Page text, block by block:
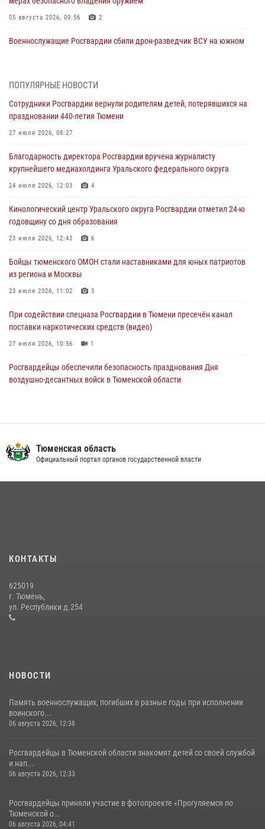
05 августа 2026, 09:56 2
Военнослужащие Росгвардии сбили дрон-разведчик ВСУ на южном
масштабных спортивных событий на Урале
05 августа 2026, 05:22
виновника ДТП
05 августа 2026, 05:15
труженицу тыла из Тюмени
04 августа 2026, 11:07
условиях в Тюменской области (видео)
04 августа 2026, 06:28
ПОПУЛЯРНЫЕ НОВОСТИ
Сотрудники Росгвардии вернули родителям детей, потерявшихся на
праздновании 440-летия Тюмени
27 июля 2026, 08:27
Благодарность директора Росгвардии вручена журналисту
крупнейшего медиахолдинга Уральского федерального округа
24 июля 2026, 12:03 4
Кинологический центр Уральского округа Росгвардии отметил 24-ю
годовщину со дня образования
23 июля 2026, 12:43 6
Бойцы тюменского ОМОН стали наставниками для юных патриотов
из региона и Москвы
23 июля 2026, 11:02 3
При содействии спецназа Росгвардии в Тюмени пресечён канал
поставки наркотических средств (видео)
27 июля 2026, 10:56 1
Росгвардейцы обеспечили безопасность празднования Дня
воздушно-десантных войск в Тюменской области
10 июля 2026, 11:46 7
Военнослужащие Росгвардии сбили дрон-разведчик ВСУ на южном
направлении
05 августа 2026, 05:35
Тюменская область
Официальный портал органов государственной власти
КОНТАКТЫ
625019
г. Тюмень,
ул. Республики д.254
НОВОСТИ
Память военнослужащих, погибших в разные годы при исполнении
воинского...
06 августа 2026, 12:38
Росгвардейцы в Тюменской области знакомят детей со своей службой
и нап...
06 августа 2026, 12:33
Росгвардейцы приняли участие в фотопроекте «Прогуляемся по
Тюменской о...
06 августа 2026, 04:41